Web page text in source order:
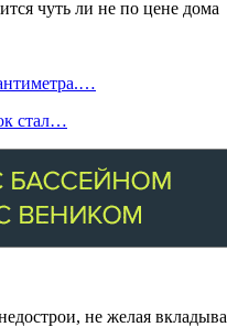
стал…
не желая